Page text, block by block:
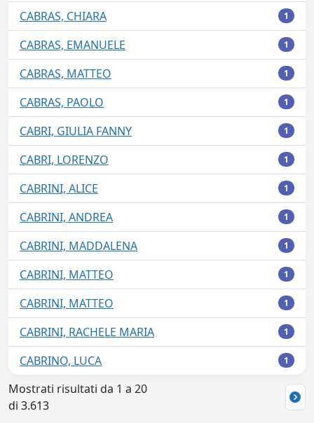
CABRAS, CHIARA 1
CABRAS, EMANUELE 1
CABRAS, MATTEO 1
CABRAS, PAOLO 1
CABRI, GIULIA FANNY 1
CABRI, LORENZO 1
CABRINI, ALICE 1
CABRINI, ANDREA 1
CABRINI, MADDALENA 1
CABRINI, MATTEO 1
CABRINI, MATTEO 1
CABRINI, RACHELE MARIA 1
CABRINO, LUCA 1
Mostrati risultati da 1 a 20
di 3.613